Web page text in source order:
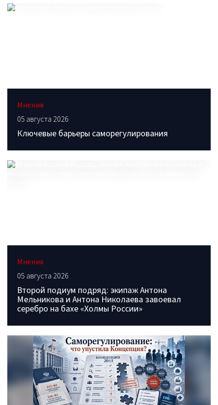
Мнения
05 августа 2026
Ключевые барьеры саморегулирования
Мнения
05 августа 2026
Второй подиум подряд: экипаж Антона
Мельникова и Антона Николаева завоевал
серебро на бахе «Холмы России»